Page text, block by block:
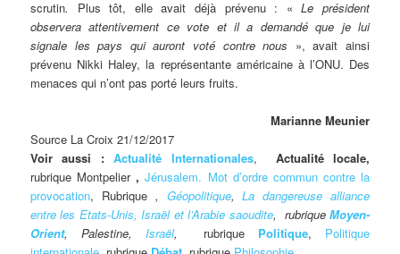
scrutin. Plus tôt, elle avait déjà prévenu : «Le président
observera attentivement ce vote et il a demandé que je lui
signale les pays qui auront voté contre nous », avait ainsi
prévenu Nikki Haley, la représentante américaine à l’ONU. Des
menaces qui n’ont pas porté leurs fruits.
Marianne Meunier
Source La Croix 21/12/2017
Voir aussi : Actualité Internationales, Actualité locale,
rubrique Montpelier, Jérusalem. Mot d’ordre commun contre la
provocation, Rubrique , Géopolitique,La dangereuse alliance
entre les Etats-Unis, Israël et l’Arabie saoudite, rubrique Moyen-
Orient, Palestine, Israël, rubrique Politique, Politique